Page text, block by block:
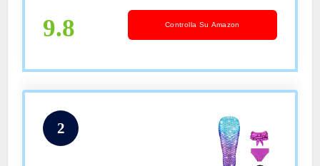
Equipaggiamento Rosa, Taglia unica
9.8 Controlla Su Amazon
2